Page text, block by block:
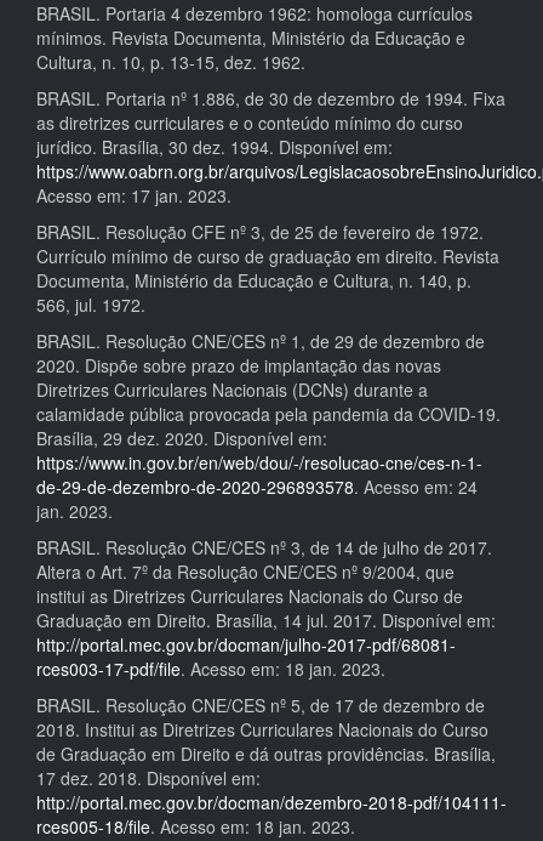
BRASIL. Portaria 4 dezembro 1962: homologa currículos
mínimos. Revista Documenta, Ministério da Educação e
Cultura, n. 10, p. 13-15, dez. 1962.
BRASIL. Portaria nº 1.886, de 30 de dezembro de 1994. Fixa
as diretrizes curriculares e o conteúdo mínimo do curso
jurídico. Brasília, 30 dez. 1994. Disponível em:
https://www.oabrn.org.br/arquivos/
Acesso em: 17 jan. 2023.
BRASIL. Resolução CFE nº 3, de 25 de fevereiro de 1972.
Currículo mínimo de curso de graduação em direito. Revista
Documenta, Ministério da Educação e Cultura, n. 140, p.
566, jul. 1972.
BRASIL. Resolução CNE/CES nº 1, de 29 de dezembro de
2020. Dispõe sobre prazo de implantação das novas
Diretrizes Curriculares Nacionais (DCNs) durante a
calamidade pública provocada pela pandemia da COVID-19.
Brasília, 29 dez. 2020. Disponível em:
https://www.in.gov.br/en/web/dou/-/resolucao-cne/ces-n-1-
de-29-de-dezembro-de-2020-296893578. Acesso em: 24
jan. 2023.
BRASIL. Resolução CNE/CES nº 3, de 14 de julho de 2017.
Altera o Art. 7º da Resolução CNE/CES nº 9/2004, que
institui as Diretrizes Curriculares Nacionais do Curso de
Graduação em Direito. Brasília, 14 jul. 2017. Disponível em:
http://portal.mec.gov.br/docman/julho-2017-pdf/68081-
rces003-17-pdf/file. Acesso em: 18 jan. 2023.
BRASIL. Resolução CNE/CES nº 5, de 17 de dezembro de
2018. Institui as Diretrizes Curriculares Nacionais do Curso
de Graduação em Direito e dá outras providências. Brasília,
17 dez. 2018. Disponível em:
http://portal.mec.gov.br/docman/dezembro-2018-pdf/104111-
rces005-18/file. Acesso em: 18 jan. 2023.